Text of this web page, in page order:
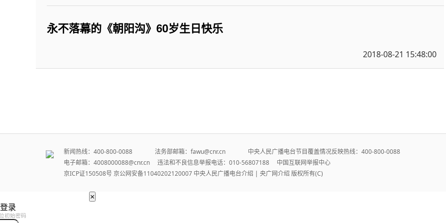
永不落幕的《朝阳沟》60岁生日快乐
2018-08-21 15:48:00
新闻热线：400-800-0088 法务部邮箱：fawu@cnr.cn 中央人民广播电台节目覆盖情况反映热线：400-800-0088
电子邮箱：4008000088@cnr.cn 违法和不良信息举报电话：010-56807188 中国互联网举报中心
京ICP证150508号 京公网安备11040202120007 中央人民广播电台介绍 | 央广网介绍 版权所有(C)
×
录
初始密码